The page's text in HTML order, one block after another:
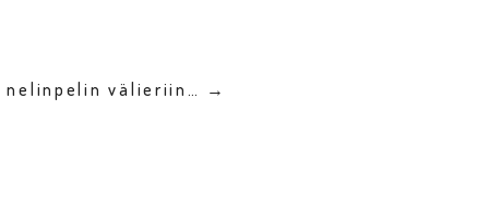
nelinpelin välieriin… →